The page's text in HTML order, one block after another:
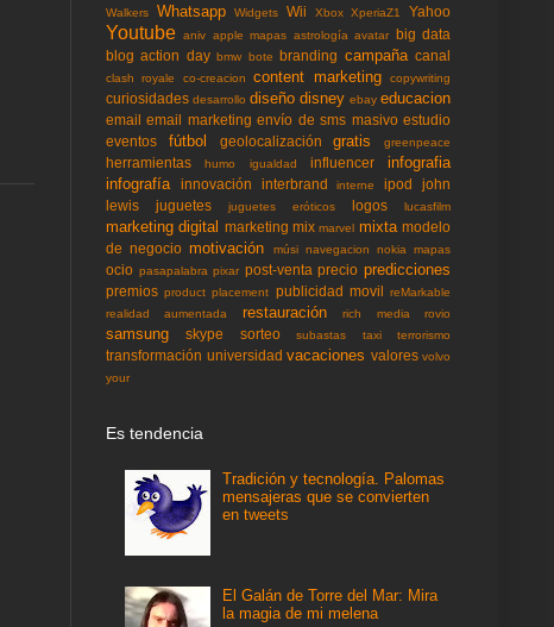
Walkers Whatsapp Widgets Wii Xbox XperiaZ1 Yahoo
Youtube aniv apple mapas astrología avatar big data
blog action day bmw bote branding campaña canal
clash royale co-creacion content marketing copywriting
curiosidades desarrollo diseño disney ebay educacion
email email marketing envío de sms masivo estudio
eventos
fútbol geolocalización gratis greenpeace
herramientas humo igualdad influencer
infografia
infografía
innovación interbrand interne ipod
john
lewis
juguetes juguetes eróticos logos lucasfilm
marketing digital marketing mix marvel mixta modelo
de negocio motivación músi navegacion nokia mapas
ocio pasapalabra pixar post-venta precio predicciones
premios product placement publicidad movil reMarkable
realidad aumentada
restauración rich media rovio
samsung skype sorteo subastas taxi terrorismo
transformación universidad vacaciones valores volvo
your
Es tendencia
Tradición y tecnología. Palomas
mensajeras que se convierten
en tweets
El Galán de Torre del Mar: Mira
la magia de mi melena